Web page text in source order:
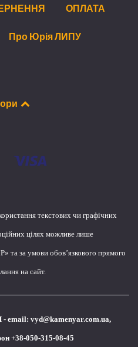
ОПЛАТА
Про Юрія ЛИПУ
текстових чи графічних
цілях можливе лише
та за умови обов’язкового прямого
на сайт.
email: vyd@kamenyar.com.ua,
+38-050-315-08-45